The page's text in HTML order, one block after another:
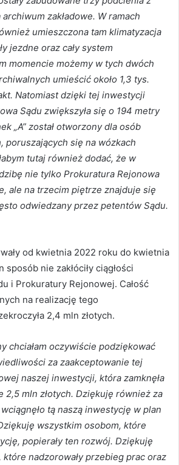
zakładowe. W ramach
umieszczona tam klimatyzacja
jezdne oraz cały system
momencie możemy w tych dwóch
umieścić około 1,3 tys.
Natomiast dzięki tej inwestycji
Sądu zwiększyła się o 194 metry
„A” został otworzony dla osób
poruszających się na wózkach
tutaj również dodać, że w
nie tylko Prokuratura Rejonowa
ale na trzecim piętrze znajduje się
odwiedzany przez petentów Sądu.
od kwietnia 2022 roku do kwietnia
nie zakłóciły ciągłości
i Prokuratury Rejonowej. Całość
na realizację tego
2,4 mln złotych.
chciałam oczywiście podziękować
za zaakceptowanie tej
naszej inwestycji, która zamknęła
2,5 mln złotych. Dziękuję również za
tą naszą inwestycję w plan
wszystkim osobom, które
popierały ten rozwój. Dziękuję
nadzorowały przebieg prac oraz